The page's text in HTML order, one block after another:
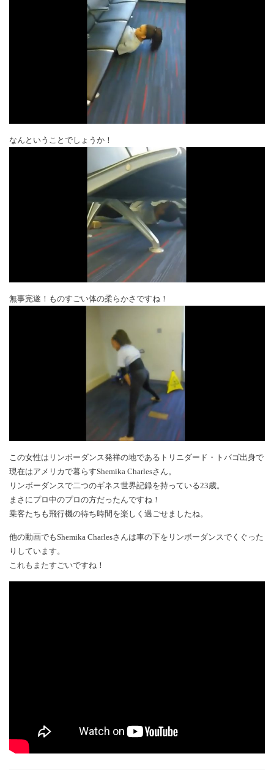
なんということでしょうか！
無事完遂！ものすごい体の柔らかさですね！
この女性はリンボーダンス発祥の地であるトリニダード・トバゴ出身で
現在はアメリカで暮らすShemika Charlesさん。
リンボーダンスで二つのギネス世界記録を持っている23歳。
まさにプロ中のプロの方だったんですね！
乗客たちも飛行機の待ち時間を楽しく過ごせましたね。
他の動画でもShemika Charlesさんは車の下をリンボーダンスでくぐった
りしています。
これもまたすごいですね！